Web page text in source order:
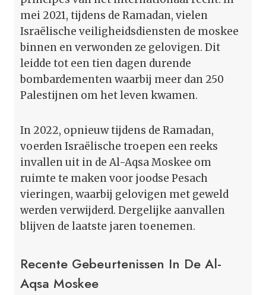
mei 2021, tijdens de Ramadan, vielen
Israëlische veiligheidsdiensten de moskee
binnen en verwonden ze gelovigen. Dit
leidde tot een tien dagen durende
bombardementen waarbij meer dan 250
Palestijnen om het leven kwamen.
In 2022, opnieuw tijdens de Ramadan,
voerden Israëlische troepen een reeks
invallen uit in de Al-Aqsa Moskee om
ruimte te maken voor joodse Pesach
vieringen, waarbij gelovigen met geweld
werden verwijderd. Dergelijke aanvallen
blijven de laatste jaren toenemen.
Recente Gebeurtenissen In De Al-
Aqsa Moskee